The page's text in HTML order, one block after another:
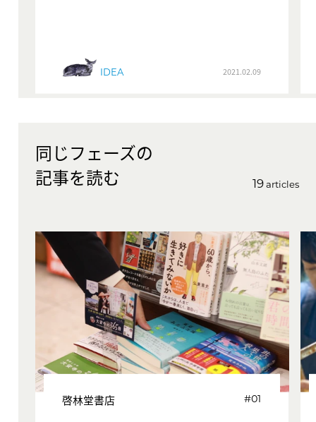
IDEA 2021.02.09
同じフェーズの
記事を読む
19articles
啓林堂書店 #01